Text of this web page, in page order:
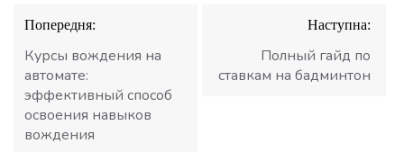
Навігація
записів
Попередня:
Курсы вождения на
автомате:
эффективный способ
освоения навыков
вождения
Наступна:
Полный гайд по
ставкам на бадминтон